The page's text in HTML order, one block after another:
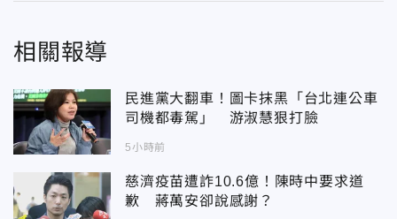
相關報導
民進黨大翻車！圖卡抹黑「台北連公車
司機都毒駕」 游淑慧狠打臉
5小時前
慈濟疫苗遭詐10.6億！陳時中要求道
歉 蔣萬安卻說感謝？